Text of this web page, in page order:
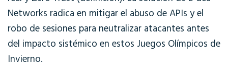
Networks radica en mitigar el abuso de APIs y el
robo de sesiones para neutralizar atacantes antes
del impacto sistémico en estos Juegos Olímpicos de
Invierno.